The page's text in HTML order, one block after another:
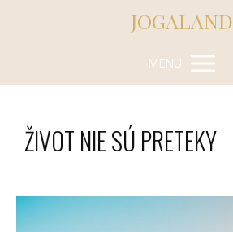
JOGALAND
MENU
ŽIVOT NIE SÚ PRETEKY